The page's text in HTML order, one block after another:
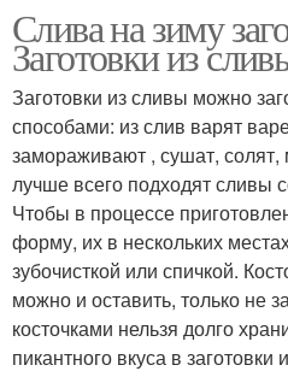
Слива на зиму
Заготовки из
Заготовки из сливы можно
способами: из слив варят
замораживают , сушат, солят,
лучше всего подходят сливы
Чтобы в процессе
форму, их в нескольких
зубочисткой или спичкой.
можно и оставить, только не
косточками нельзя долго
пикантного вкуса в